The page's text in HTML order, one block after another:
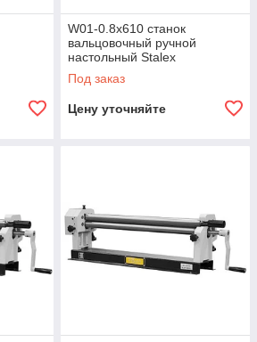
W01-0.8х610 станок
вальцовочный ручной
настольный Stalex
Под заказ
Цену уточняйте